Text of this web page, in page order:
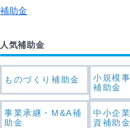
補助金
人気補助金
ものづくり補助金
小規模
補助金
事業承継・M&A補
助金
中小企
資補助金